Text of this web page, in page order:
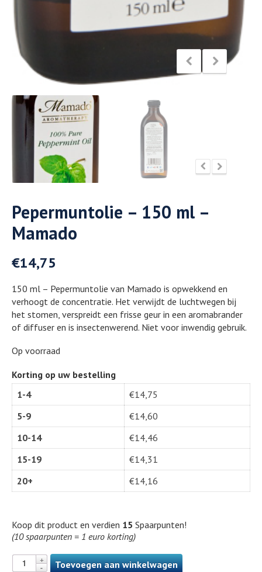
Pepermuntolie – 150 ml –
Mamado
€14,75
150 ml – Pepermuntolie van Mamado is opwekkend en
verhoogt de concentratie. Het verwijdt de luchtwegen bij
het stomen, verspreidt een frisse geur in een aromabrander
of diffuser en is insectenwerend. Niet voor inwendig gebruik.
Op voorraad
Korting op uw bestelling
1-4
€14,75
5-9
€14,60
10-14
€14,46
15-19
€14,31
20+
€14,16
Koop dit product en verdien 15 Spaarpunten!
(10 spaarpunten = 1 euro korting)
Toevoegen aan winkelwagen